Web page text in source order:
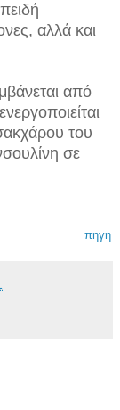
αλλά και
από
του
σε
πηγη